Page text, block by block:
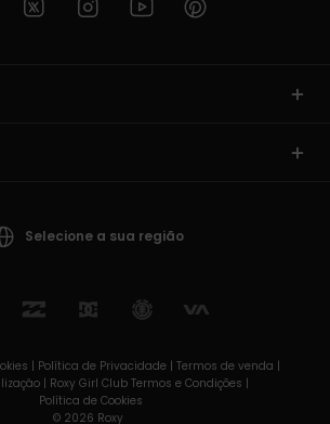
Selecione a sua região
| Política de Privacidade | Termos de venda |
| Roxy Girl Club Termos e Condições |
Política de Cookies
© 2026 Roxy